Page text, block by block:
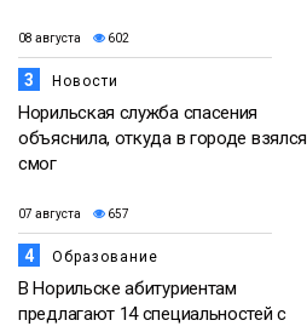
08 августа 602
3 Новости
Норильская служба спасения
объяснила, откуда в городе взялся
смог
07 августа 657
4 Образование
В Норильске абитуриентам
предлагают 14 специальностей с